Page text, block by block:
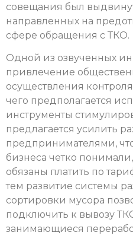
совещания был
направленных на
сфере обращения с ТКО.
Одной из озвученных
привлечение
осуществления
чего предполагается
инструменты
предлагается усилить
предпринимателями,
бизнеса четко
обязаны платить по
тем развитие системы
сортировки мусора
подключить к вывозу
занимающиеся